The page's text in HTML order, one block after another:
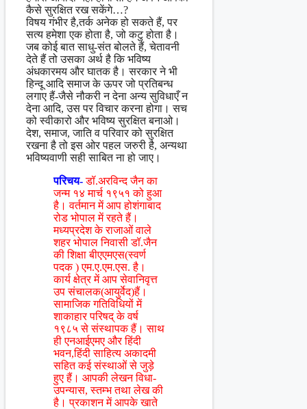
कैसे सुरक्षित रख सकेंगे…?
विषय गंभीर है,तर्क अनेक हो सकते हैं, पर
सत्य हमेशा एक होता है, जो कटु होता है।
जब कोई बात साधु-संत बोलते हैं, चेतावनी
देते हैं तो उसका अर्थ है कि भविष्य
अंधकारमय और घातक है। सरकार ने भी
हिन्दू आदि समाज के ऊपर जो प्रतिबन्ध
लगाए हैं-जैसे नौकरी न देना अन्य सुविधाएँ न
देना आदि, उस पर विचार करना होगा। सच
को स्वीकारो और भविष्य सुरक्षित बनाओ।
देश, समाज, जाति व परिवार को सुरक्षित
रखना है तो इस ओर पहल जरुरी है, अन्यथा
भविष्यवाणी सही साबित ना हो जाए।
परिचय-डॉ.अरविन्द जैन का
जन्म १४ मार्च १९५१ को हुआ
है। वर्तमान में आप होशंगाबाद
रोड भोपाल में रहते हैं।
मध्यप्रदेश के राजाओं वाले
शहर भोपाल निवासी डॉ.जैन
की शिक्षा बीएएमएस(स्वर्ण
पदक ) एम.ए.एम.एस. है।
कार्य क्षेत्र में आप सेवानिवृत्त
उप संचालक(आयुर्वेद)हैं।
सामाजिक गतिविधियों में
शाकाहार परिषद् के वर्ष
१९८५ से संस्थापक हैं। साथ
ही एनआईएमए और हिंदी
भवन,हिंदी साहित्य अकादमी
सहित कई संस्थाओं से जुड़े
हुए हैं। आपकी लेखन विधा-
उपन्यास, स्तम्भ तथा लेख की
है। प्रकाशन में आपके खाते